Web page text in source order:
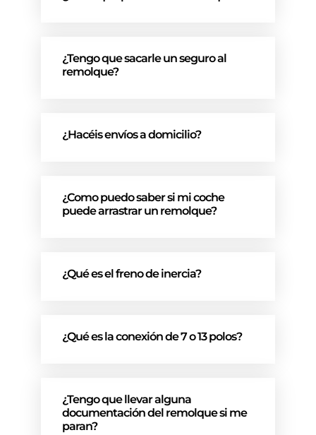
¿Tengo que sacarle un seguro al
remolque?
¿Hacéis envíos a domicilio?
¿Como puedo saber si mi coche
puede arrastrar un remolque?
¿Qué es el freno de inercia?
¿Qué es la conexión de 7 o 13 polos?
¿Tengo que llevar alguna
documentación del remolque si me
paran?